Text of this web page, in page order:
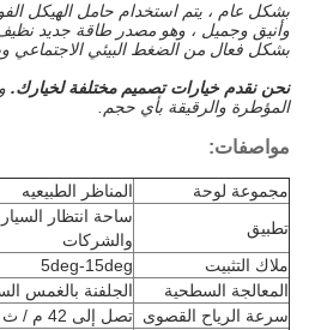
بشكل عام ، يتم استخدام حامل الهيكل
وأنيق وجميل ، وهو مصدر طاقة جديد
بشكل فعال من الضغط البيئي الاجتماعي
نحن نقدم خيارات تصميم مختلفة لخيارك.
المؤطرة والرقيقة بأي حجم.
مواصفات:
مجموعة لوحة
المناظر الطبيعيه
تطبيق
ساحة انتظار
والشركات
ملاك التثبيت
5deg-15deg
المعالجة السطحية
الجلفنة بالغمس
سرعة الرياح القصوى تصل إلى 42 م / ث